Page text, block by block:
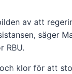
av att
säger
RBU.
klor för att